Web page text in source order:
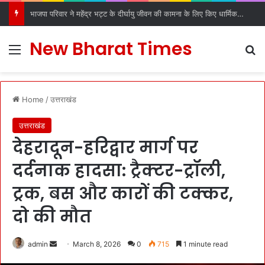
डीएल रोड रविदास मंदिर में स्थापित हुआ पावन कलश, देहरादून में श्रद्धा और उत्साह के साथ हुआ स्वागत
Menu
New Bharat Times
Home /उत्तराखंड
उत्तराखंड
देहरादून-हरिद्वार मार्ग पर
दर्दनाक हादसा: ट्रैक्टर-ट्रॉली,
ट्रक, बस और कारों की टक्कर,
दो की मौत
admin March 8, 2026 0 715 1 minute read